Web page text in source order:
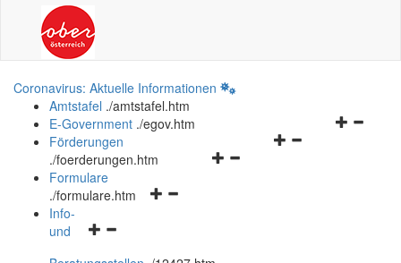
Coronavirus: Aktuelle Informationen
Amtstafel ./amtstafel.htm
Navigationsmenü
E-Government ./egov.htm
Navigationsmenü
Förderungen
./foerderungen.htm
Navigationsmenü
Formulare
./formulare.htm
Navigationsmenü
Info-
und